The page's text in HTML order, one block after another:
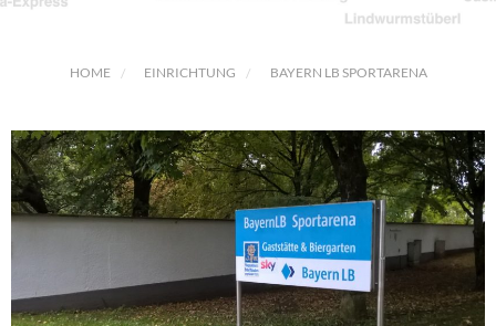
HOME EINRICHTUNG BAYERN LB SPORTARENA